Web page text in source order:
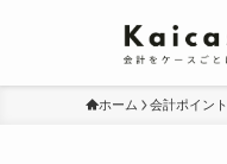
ホーム 会計ポイント